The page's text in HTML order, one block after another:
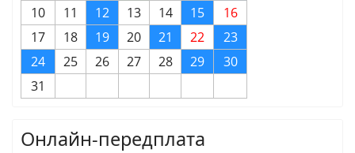
10
11 12 13 14 15
16
17
18 19 20 21 22
23
24
25 26 27 28 29
30
31
Онлайн-передплата